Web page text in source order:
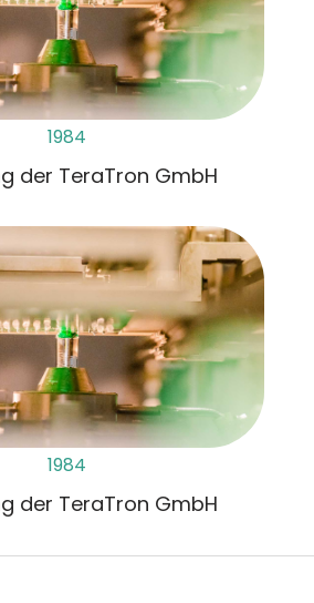
1984
der TeraTron GmbH
1984
der TeraTron GmbH